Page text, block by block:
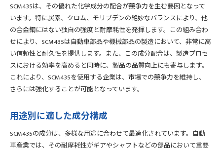
SCM435は、その優れた化学成分の配合が競争力を生む要因となって
います。特に炭素、クロム、モリブデンの絶妙なバランスにより、他
の合金鋼にはない独自の強度と耐摩耗性を発揮します。この組み合わ
せにより、SCM435は自動車部品や機械部品の製造において、非常に高
い信頼性と耐久性を提供します。また、この成分配合は、製造プロセ
スにおける効率を高めると同時に、製品の品質向上にも寄与します。
これにより、SCM435を使用する企業は、市場での競争力を維持し、
さらには強化することが可能となっています。
用途別に適した成分構成
SCM435の成分は、多様な用途に合わせて最適化されています。自動
車産業では、その耐摩耗性がギアやシャフトなどの部品において重要